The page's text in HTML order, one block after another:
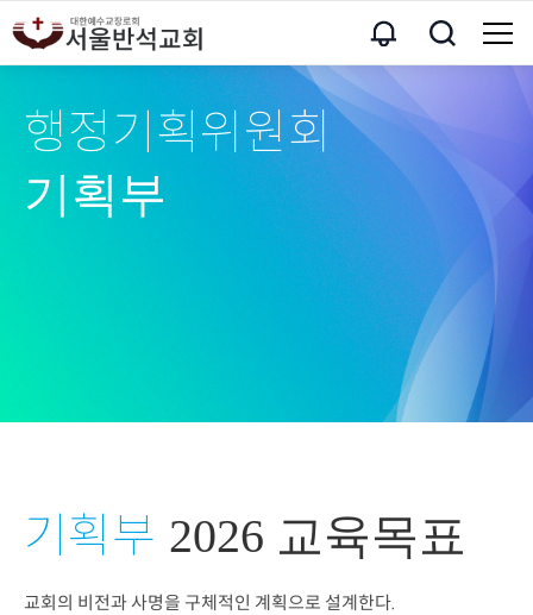
행정기획위원회
기획부
기획부 2026 교육목표
교회의 비전과 사명을 구체적인 계획으로 설계한다.